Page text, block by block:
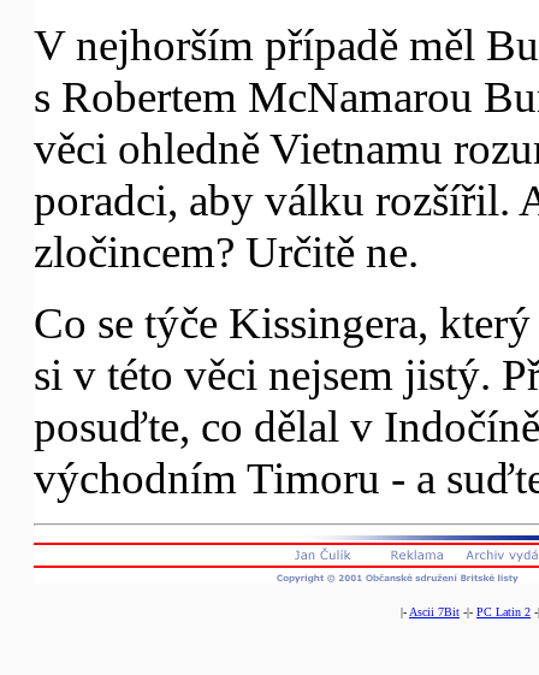
V nejhorším případě měl
s Robertem McNamarou
věci ohledně Vietnamu
poradci, aby válku rozšířil.
zločincem? Určitě ne.
Co se týče Kissingera,
si v této věci nejsem jistý.
posuďte, co dělal v
východním Timoru - a
|- Ascii 7Bit -|- PC Latin 2